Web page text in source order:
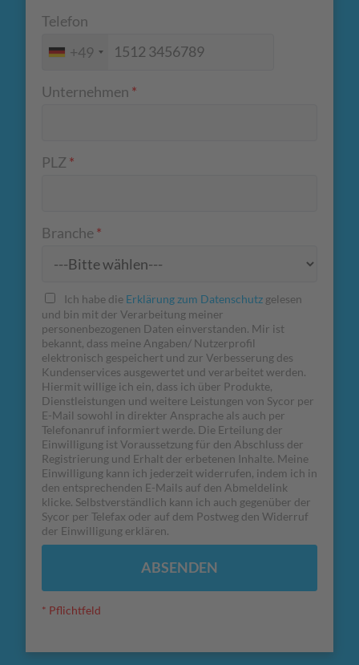
Telefon
+49
Unternehmen *
PLZ *
Branche*
Ich habe die Erklärung zum Datenschutzgelesen
und bin mit der Verarbeitung meiner
personenbezogenen Daten einverstanden. Mir ist
bekannt, dass meine Angaben/ Nutzerprofil
elektronisch gespeichert und zur Verbesserung des
Kundenservices ausgewertet und verarbeitet werden.
Hiermit willige ich ein, dass ich über Produkte,
Dienstleistungen und weitere Leistungen von Sycor per
E-Mail sowohl in direkter Ansprache als auch per
Telefonanruf informiert werde. Die Erteilung der
Einwilligung ist Voraussetzung für den Abschluss der
Registrierung und Erhalt der erbetenen Inhalte. Meine
Einwilligung kann ich jederzeit widerrufen, indem ich in
den entsprechenden E-Mails auf den Abmeldelink
klicke. Selbstverständlich kann ich auch gegenüber der
Sycor per Telefax oder auf dem Postweg den Widerruf
der Einwilligung erklären.
ABSENDEN
* Pflichtfeld